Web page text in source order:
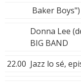
Baker Boys")
Donna Lee
BIG BAND
22.00 Jazz lo sé,